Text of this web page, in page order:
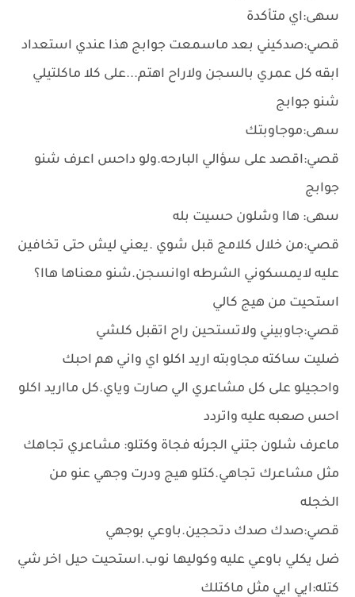
سهى:اي متأكدة
قصي:صدكيني بعد ماسمعت جوابج هذا عندي استعداد
ابقه كل عمري بالسجن ولاراح اهتم...على كلا ماكلتيلي
شنو جوابج
سهى:موجاوبتك
قصي:اقصد على سؤالي البارحه.ولو داحس اعرف شنو
جوابج
سهى: هاا وشلون حسيت بله
قصي:من خلال كلامج قبل شوي .يعني ليش حتى تخافين
عليه لايمسكوني الشرطه اوانسجن.شنو معناها هاا؟
استحيت من هيج كالي
قصي:جاوبيني ولاتستحين راح اتقبل كلشي
ضليت ساكته مجاوبته اريد اكلو اي واني هم احبك
واحجيلو على كل مشاعري الي صارت وياي.كل مااريد اكلو
احس صعبه عليه واتردد
ماعرف شلون جتني الجرئه فجاة وكتلو: مشاعري تجاهك
مثل مشاعرك تجاهي.كتلو هيج ودرت وجهي عنو من
الخجله
قصي:صدك صدك دتحجين.باوعي بوجهي
ضل يكلي باوعي عليه وكوليها نوب.استحيت حيل اخر شي
كتله:ايي ايي مثل ماكتلك